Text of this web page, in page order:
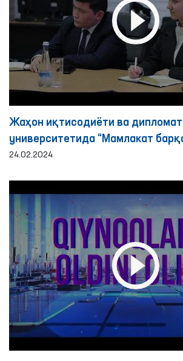
Жаҳон иқтисодиёти ва
университетида “Мамлакат
ривожланишида инсон
24.02.2024